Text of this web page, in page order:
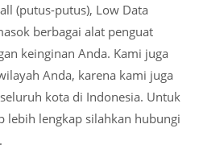
(putus-putus), Low Data
berbagai alat penguat
keinginan Anda. Kami juga
Anda, karena kami juga
kota di Indonesia. Untuk
lebih lengkap silahkan hubungi
.